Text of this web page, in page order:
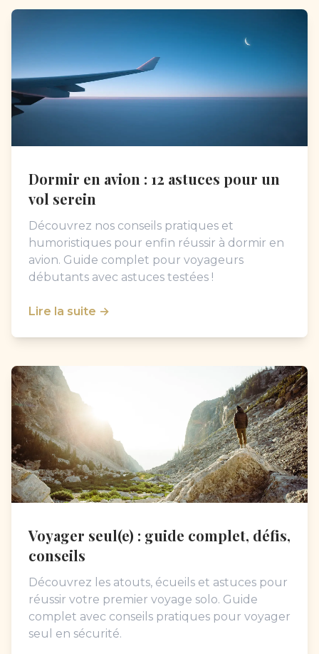
Dormir en avion : 12 astuces pour un
vol serein
Découvrez nos conseils pratiques et
humoristiques pour enfin réussir à dormir en
avion. Guide complet pour voyageurs
débutants avec astuces testées !
Lire la suite →
Voyager seul(e) : guide complet, défis,
conseils
Découvrez les atouts, écueils et astuces pour
réussir votre premier voyage solo. Guide
complet avec conseils pratiques pour voyager
seul en sécurité.